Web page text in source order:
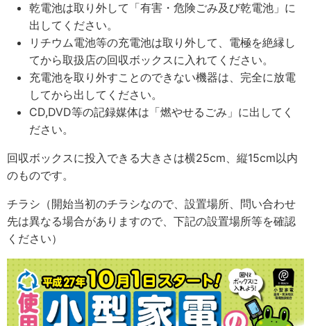
乾電池は取り外して「有害・危険ごみ及び乾電池」に
出してください。
リチウム電池等の充電池は取り外して、電極を絶縁し
てから取扱店の回収ボックスに入れてください。
充電池を取り外すことのできない機器は、完全に放電
してから出してください。
CD,DVD等の記録媒体は「燃やせるごみ」に出してく
ださい。
回収ボックスに投入できる大きさは横25cm、縦15cm以内
のものです。
チラシ（開始当初のチラシなので、設置場所、問い合わせ
先は異なる場合がありますので、下記の設置場所等を確認
ください）